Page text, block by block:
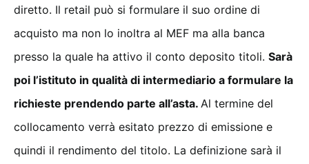
diretto. Il retail può si formulare il suo ordine di
acquisto ma non lo inoltra al MEF ma alla banca
presso la quale ha attivo il conto deposito titoli. Sarà
poi l’istituto in qualità di intermediario a formulare la
richieste prendendo parte all’asta. Al termine del
collocamento verrà esitato prezzo di emissione e
quindi il rendimento del titolo. La definizione sarà il